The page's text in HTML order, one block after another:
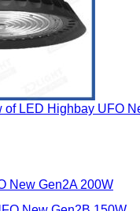
New Gen2A 200W